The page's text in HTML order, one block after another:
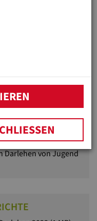
werden
betreffend
mögliche Risiken,
ZINSENLOSE
Darlehen von Jugend